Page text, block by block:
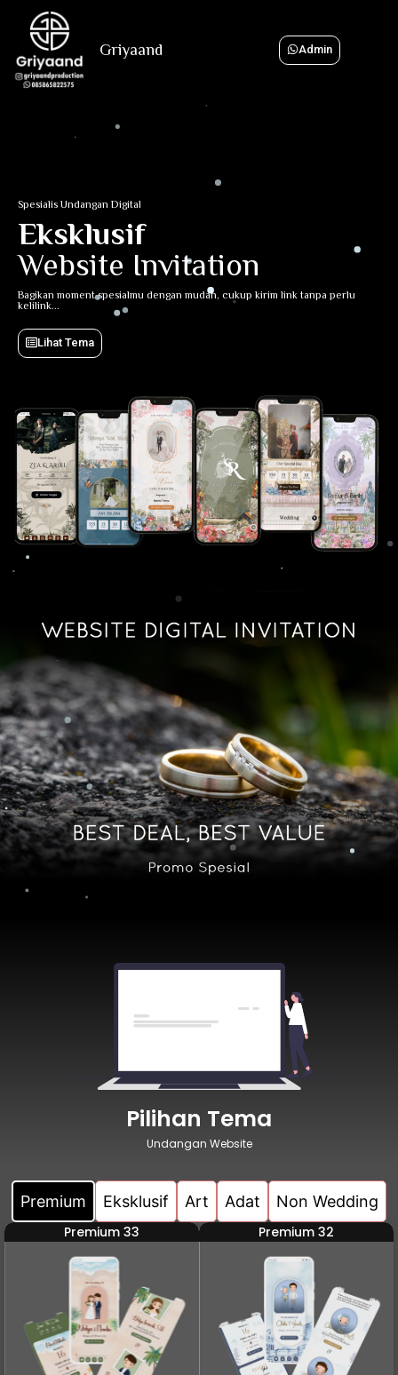
Griyaand Admin
Spesialis Undangan Digital
Eksklusif
Website Invitation
Bagikan moment spesialmu dengan mudah, cukup kirim link tanpa perlu
kelilink...
Lihat Tema
Pilihan Tema
Undangan Website
Premium Eksklusif Art Adat Non Wedding
Premium 33 Premium 32